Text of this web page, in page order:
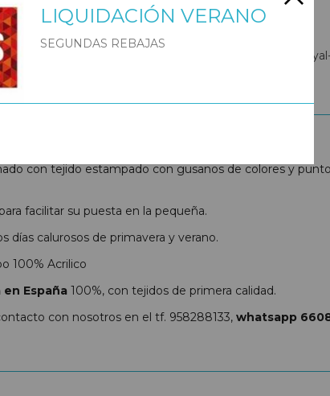
ropa-bebe
coleccion-
con tejido estampado con gusanos de colores y
facilitar su puesta en la pequeña.
días calurosos de primavera y verano.
100% Acrilico
España100%, con tejidos de primera calidad.
con nosotros en el tf. 958288133, whatsapp
LIQUIDACIÓN VERANO
SEGUNDAS REBAJAS